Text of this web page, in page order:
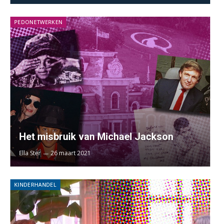
PEDONETWERKEN
Het misbruik van Michael Jackson
Ella Ster 26 maart 2021
KINDERHANDEL